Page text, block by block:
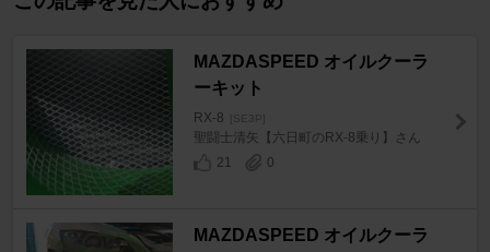
MAZDASPEED オイルクーラ
ーキット
RX-8 [SE3P]
聖闘士清矢【六日町のRX-8乗り】さん
21
0
MAZDASPEED オイルクーラ